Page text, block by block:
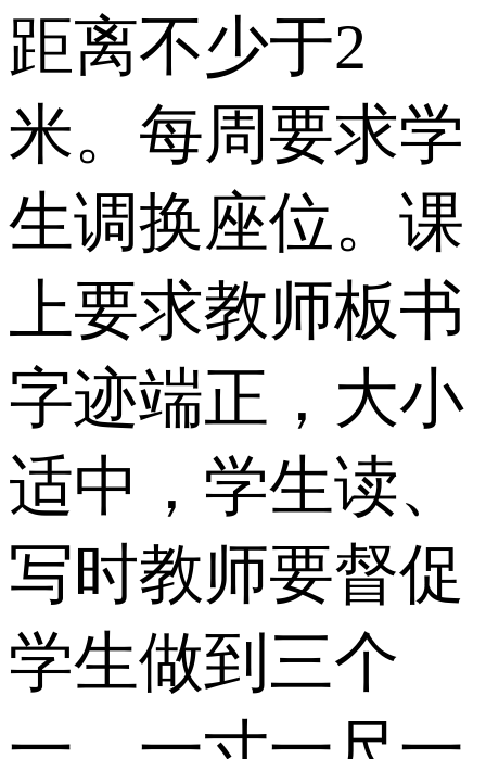
距离不少于2
米。每周要求学
生调换座位。课
上要求教师板书
字迹端正，大小
适中，学生读、
写时教师要督促
学生做到三个